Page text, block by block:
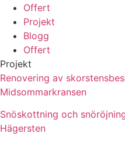
Offert
Projekt
Blogg
Offert
Projekt
Renovering av
Midsommarkransen
Snöskottning och
Hägersten